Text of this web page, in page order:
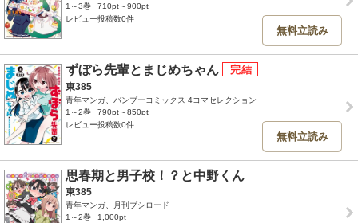
1～3巻
710pt～900pt
レビュー投稿数0件
無料立読み
ずぼら先輩とまじめちゃん
東385
青年マンガ、バンブーコミックス 4コマセレクション
1～2巻
790pt～850pt
レビュー投稿数0件
無料立読み
思春期と男子校！？と中野くん
東385
青年マンガ、月刊ブシロード
1～2巻
1,000pt